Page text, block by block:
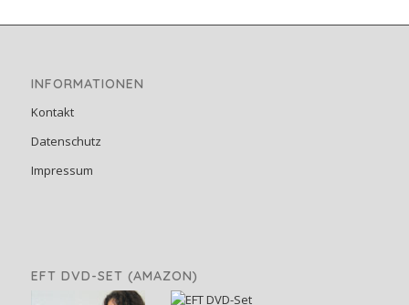
INFORMATIONEN
Kontakt
Datenschutz
Impressum
EFT DVD-SET (AMAZON)